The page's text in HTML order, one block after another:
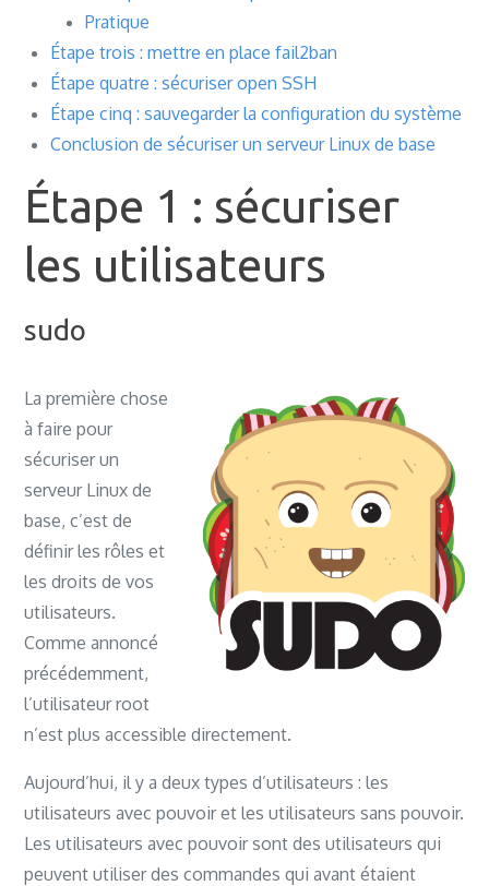
Pratique
Étape trois : mettre en place fail2ban
Étape quatre : sécuriser open SSH
Étape cinq : sauvegarder la configuration du système
Conclusion de sécuriser un serveur Linux de base
Étape 1 : sécuriser
les utilisateurs
sudo
La première chose
à faire pour
sécuriser un
serveur Linux de
base, c’est de
définir les rôles et
les droits de vos
utilisateurs.
Comme annoncé
précédemment,
l’utilisateur root
n’est plus accessible directement.
Aujourd’hui, il y a deux types d’utilisateurs : les
utilisateurs avec pouvoir et les utilisateurs sans pouvoir.
Les utilisateurs avec pouvoir sont des utilisateurs qui
peuvent utiliser des commandes qui avant étaient